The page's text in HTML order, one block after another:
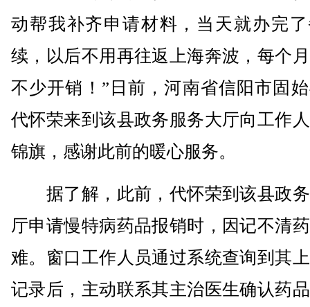
动帮我补齐申请材料，当天就办完
续，以后不用再往返上海奔波，每个
不少开销！”日前，河南省信阳市固
代怀荣来到该县政务服务大厅向工作
锦旗，感谢此前的暖心服务。
据了解，此前，代怀荣到该县政
厅申请慢特病药品报销时，因记不清
难。窗口工作人员通过系统查询到其
记录后，主动联系其主治医生确认药